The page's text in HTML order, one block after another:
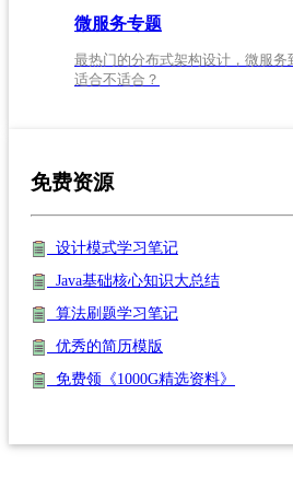
微服务专题
最热门的分布式架构设计，微服
适合不适合？
免费资源
设计模式学习笔记
Java基础核心知识大总结
算法刷题学习笔记
优秀的简历模版
免费领《1000G精选资料》